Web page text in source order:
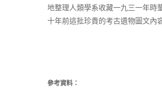
地整理人類學系收藏一九三一年時
十年前這批珍貴的考古遺物圖文內
參考資料：